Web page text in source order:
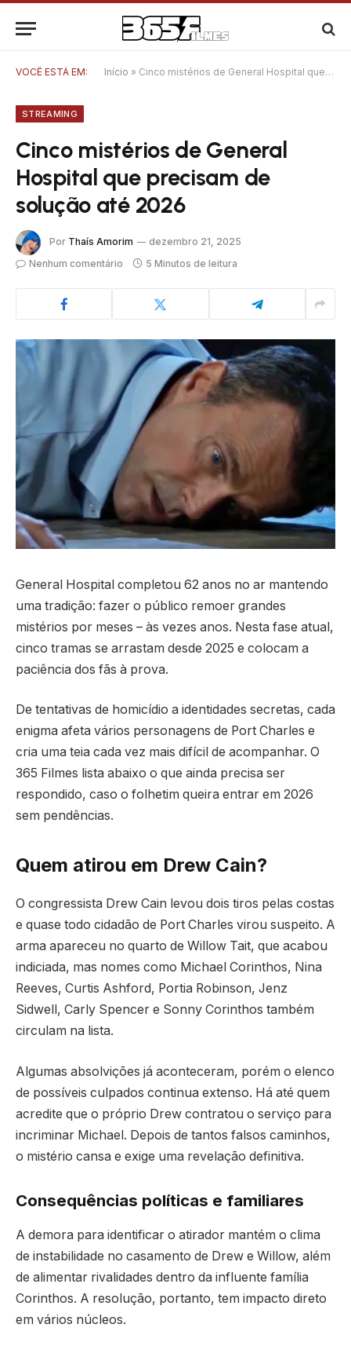
VOCÊ ESTÁ EM: Início » Cinco mistérios de General Hospital que precisam de solução até 2026
STREAMING
Cinco mistérios de General
Hospital que precisam de
solução até 2026
Por Thaís Amorim
dezembro 21, 2025
Nenhum comentário
5 Minutos de leitura
General Hospital completou 62 anos no ar mantendo
uma tradição: fazer o público remoer grandes
mistérios por meses – às vezes anos. Nesta fase atual,
cinco tramas se arrastam desde 2025 e colocam a
paciência dos fãs à prova.
De tentativas de homicídio a identidades secretas, cada
enigma afeta vários personagens de Port Charles e
cria uma teia cada vez mais difícil de acompanhar. O
365 Filmes lista abaixo o que ainda precisa ser
respondido, caso o folhetim queira entrar em 2026
sem pendências.
Quem atirou em Drew Cain?
O congressista Drew Cain levou dois tiros pelas costas
e quase todo cidadão de Port Charles virou suspeito. A
arma apareceu no quarto de Willow Tait, que acabou
indiciada, mas nomes como Michael Corinthos, Nina
Reeves, Curtis Ashford, Portia Robinson, Jenz
Sidwell, Carly Spencer e Sonny Corinthos também
circulam na lista.
Algumas absolvições já aconteceram, porém o elenco
de possíveis culpados continua extenso. Há até quem
acredite que o próprio Drew contratou o serviço para
incriminar Michael. Depois de tantos falsos caminhos,
o mistério cansa e exige uma revelação definitiva.
Consequências políticas e familiares
A demora para identificar o atirador mantém o clima
de instabilidade no casamento de Drew e Willow, além
de alimentar rivalidades dentro da influente família
Corinthos. A resolução, portanto, tem impacto direto
em vários núcleos.